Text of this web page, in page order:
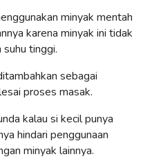
minyak mentah
karena minyak ini tidak
tinggi.
sebagai
proses masak.
kalau si kecil punya
hindari penggunaan
minyak lainnya.